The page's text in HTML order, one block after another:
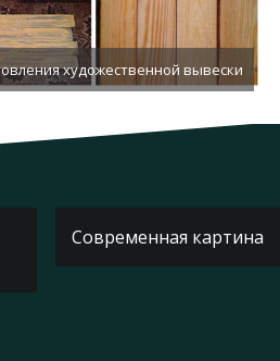
художественной вывески
Современная картина